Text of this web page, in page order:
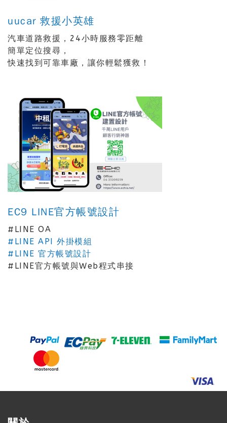
uucar 救援小英雄
汽車道路救援，24小時服務零距離
簡單定位搜尋，
快速找到可靠車廠，讓你輕鬆獲救！
EC9 LINE官方帳號設計
#LINE OA
#LINE API 外掛模組
#LINE 官方帳號設計
#LINE官方帳號與Web程式串接